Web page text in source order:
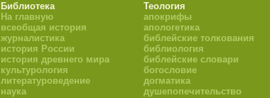
Библиотека
На главную
всеобщая история
журналистика
история России
история древнего мира
культурология
литературоведение
наука
Теология
апокрифы
апологетика
библейские толкования
библиология
библейские словари
богословие
догматика
душепопечительство